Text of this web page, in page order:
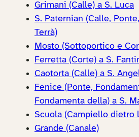
Grimani (Calle) a S. Luca
S. Paternian (Calle,
Terrà)
Mosto (Sottoportico e
Ferretta (Corte) a S.
Caotorta (Calle) a S.
Fenice (Ponte,
Fondamenta della) a S.
Scuola (Campiello dietro
Grande (Canale)